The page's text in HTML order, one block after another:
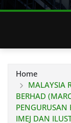
Home
MALAYSIA
BERHAD
PENGURUSAN
IMEJ DAN